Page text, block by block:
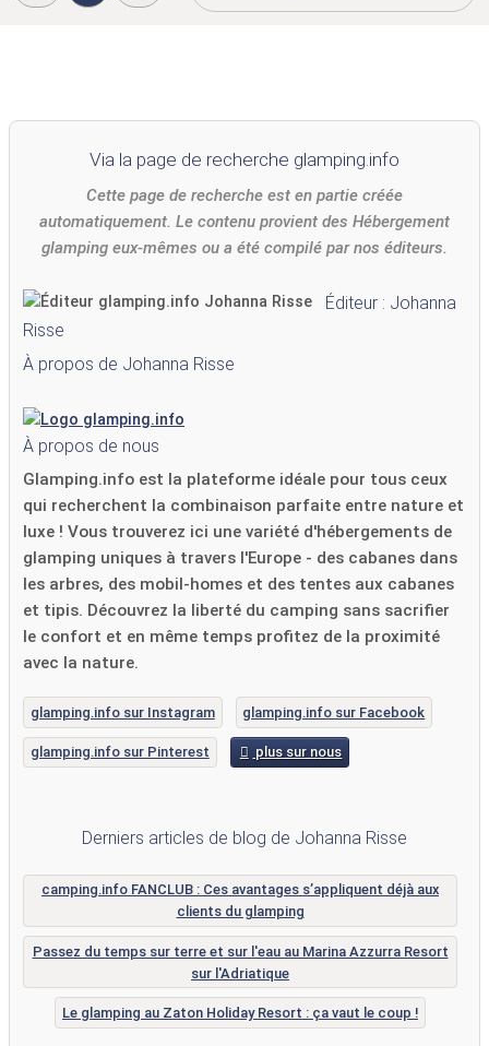
Via la page de recherche glamping.info
Cette page de recherche est en partie créée
automatiquement. Le contenu provient des Hébergement
glamping eux-mêmes ou a été compilé par nos éditeurs.
Éditeur : Johanna
Risse
À propos de Johanna Risse
À propos de nous
Glamping.info est la plateforme idéale pour tous ceux
qui recherchent la combinaison parfaite entre nature et
luxe ! Vous trouverez ici une variété d'hébergements de
glamping uniques à travers l'Europe - des cabanes dans
les arbres, des mobil-homes et des tentes aux cabanes
et tipis. Découvrez la liberté du camping sans sacrifier
le confort et en même temps profitez de la proximité
avec la nature.
glamping.info sur Instagram glamping.info sur Facebook
glamping.info sur Pinterest plus sur nous
Derniers articles de blog de Johanna Risse
camping.info FANCLUB : Ces avantages s’appliquent déjà aux
clients du glamping
Passez du temps sur terre et sur l'eau au Marina Azzurra Resort
sur l'Adriatique
Le glamping au Zaton Holiday Resort : ça vaut le coup !